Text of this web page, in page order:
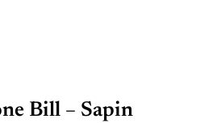
Bill – Sapin